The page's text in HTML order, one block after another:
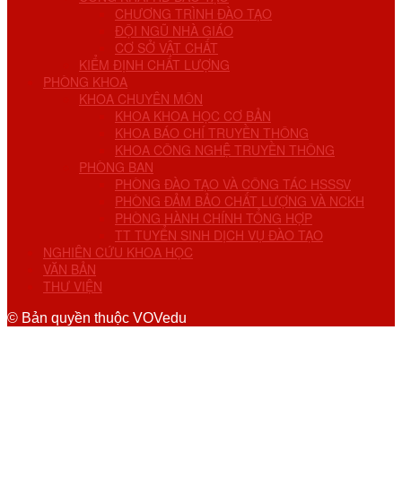
CHƯƠNG TRÌNH ĐÀO TẠO
ĐỘI NGŨ NHÀ GIÁO
CƠ SỞ VẬT CHẤT
KIỂM ĐỊNH CHẤT LƯỢNG
PHÒNG KHOA
KHOA CHUYÊN MÔN
KHOA KHOA HỌC CƠ BẢN
KHOA BÁO CHÍ TRUYỀN THÔNG
KHOA CÔNG NGHỆ TRUYỀN THÔNG
PHÒNG BAN
PHÒNG ĐÀO TẠO VÀ CÔNG TÁC HSSSV
PHÒNG ĐẢM BẢO CHẤT LƯỢNG VÀ NCKH
PHÒNG HÀNH CHÍNH TỔNG HỢP
TT TUYỂN SINH DỊCH VỤ ĐÀO TẠO
NGHIÊN CỨU KHOA HỌC
VĂN BẢN
THƯ VIỆN
© Bản quyền thuộc VOVedu